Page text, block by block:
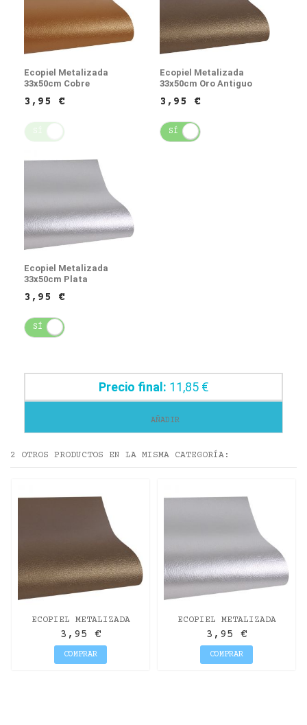
Ecopiel Metalizada
33x50cm Cobre
3,95 €
SÍ
Ecopiel Metalizada
33x50cm Oro Antiguo
3,95 €
SÍ
Ecopiel Metalizada
33x50cm Plata
3,95 €
SÍ
Precio final: 11,85 €
AÑADIR
2 OTROS PRODUCTOS EN LA MISMA CATEGORÍA:
ECOPIEL METALIZADA
33X50CM ORO ANTIGUO
3,95 €
COMPRAR
ECOPIEL METALIZADA
33X50CM PLATA
3,95 €
COMPRAR